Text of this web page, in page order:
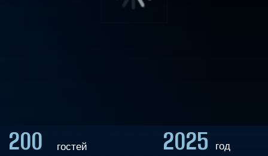
Эффектная церемония вручения наград
ПОТРЕБИТЕЛЯ